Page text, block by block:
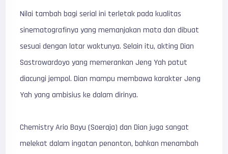
Nilai tambah bagi serial ini terletak pada kualitas
sinematografinya yang memanjakan mata dan dibuat
sesuai dengan latar waktunya. Selain itu, akting Dian
Sastrowardoyo yang memerankan Jeng Yah patut
diacungi jempol. Dian mampu membawa karakter Jeng
Yah yang ambisius ke dalam dirinya.
Chemistry Ario Bayu (Soeraja) dan Dian juga sangat
melekat dalam ingatan penonton, bahkan menambah